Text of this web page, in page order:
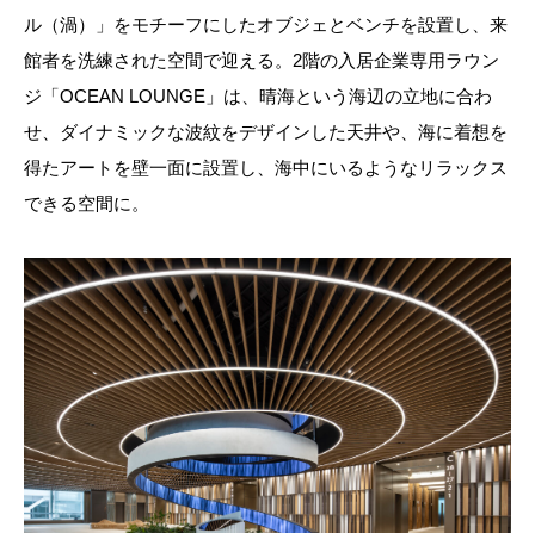
ル（渦）」をモチーフにしたオブジェとベンチを設置し、来
館者を洗練された空間で迎える。2階の入居企業専用ラウン
ジ「OCEAN LOUNGE」は、晴海という海辺の立地に合わ
せ、ダイナミックな波紋をデザインした天井や、海に着想を
得たアートを壁一面に設置し、海中にいるようなリラックス
できる空間に。